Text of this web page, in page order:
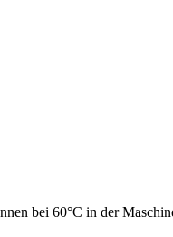
bei 60°C in der